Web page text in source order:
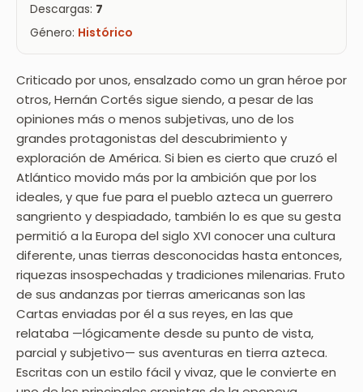
Descargas: 7
Género: Histórico
Criticado por unos, ensalzado como un gran héroe por
otros, Hernán Cortés sigue siendo, a pesar de las
opiniones más o menos subjetivas, uno de los
grandes protagonistas del descubrimiento y
exploración de América. Si bien es cierto que cruzó el
Atlántico movido más por la ambición que por los
ideales, y que fue para el pueblo azteca un guerrero
sangriento y despiadado, también lo es que su gesta
permitió a la Europa del siglo XVI conocer una cultura
diferente, unas tierras desconocidas hasta entonces,
riquezas insospechadas y tradiciones milenarias. Fruto
de sus andanzas por tierras americanas son las
Cartas enviadas por él a sus reyes, en las que
relataba —lógicamente desde su punto de vista,
parcial y subjetivo— sus aventuras en tierra azteca.
Escritas con un estilo fácil y vivaz, que le convierte en